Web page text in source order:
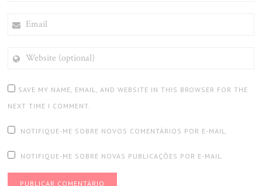
(OPTIONAL)
SAVE MY NAME, EMAIL, AND WEBSITE IN THIS BROWSER FOR THE
NEXT TIME I COMMENT.
NOTIFIQUE-ME SOBRE NOVOS COMENTÁRIOS POR E-MAIL.
NOTIFIQUE-ME SOBRE NOVAS PUBLICAÇÕES POR E-MAIL.